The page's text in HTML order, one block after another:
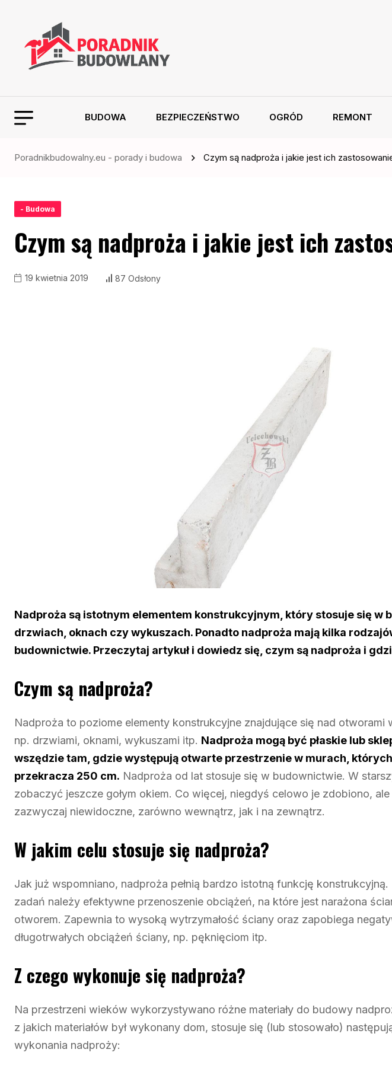
BUDOWA BEZPIECZEŃSTWO OGRÓD REMONT
Poradnikbudowalny.eu - porady i budowa Czym są nadproża i jakie jest ich
- Budowa
Czym są nadproża i jakie jest ich
19 kwietnia 2019 87 Odsłony
Nadproża są istotnym elementem konstrukcyjnym, który stosuje się w
drzwiach, oknach czy wykuszach. Ponadto nadproża mają kilka
budownictwie. Przeczytaj artykuł i dowiedz się, czym są nadproża i
Czym są nadproża?
Nadproża to poziome elementy konstrukcyjne znajdujące się nad otworami
np. drzwiami, oknami, wykuszami itp. Nadproża mogą być płaskie lub
wszędzie tam, gdzie występują otwarte przestrzenie w murach,
przekracza 250 cm. Nadproża od lat stosuje się w budownictwie. W
zobaczyć jeszcze gołym okiem. Co więcej, niegdyś celowo je zdobiono,
zazwyczaj niewidoczne, zarówno wewnątrz, jak i na zewnątrz.
W jakim celu stosuje się nadproża?
Jak już wspomniano, nadproża pełnią bardzo istotną funkcję
zadań należy efektywne przenoszenie obciążeń, na które jest narażona
otworem. Zapewnia to wysoką wytrzymałość ściany oraz zapobiega
długotrwałych obciążeń ściany, np. pęknięciom itp.
Z czego wykonuje się nadproża?
Na przestrzeni wieków wykorzystywano różne materiały do budowy
z jakich materiałów był wykonany dom, stosuje się (lub stosowało)
wykonania nadproży: